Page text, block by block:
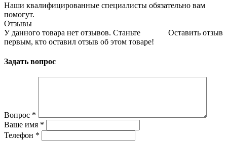
Наши квалифицированные специалисты обязательно вам
помогут.
Отзывы
Оставить отзыв
У данного товара нет отзывов. Станьте
первым, кто оставил отзыв об этом товаре!
Задать вопрос
Вопрос *
Ваше имя *
Телефон *